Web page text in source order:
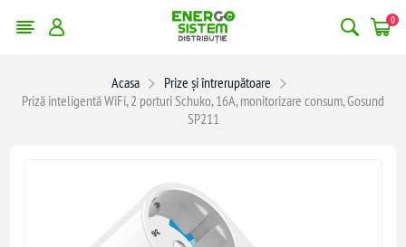
0
Acasa
Prize și întrerupătoare
Priză inteligentă WiFi, 2 porturi Schuko, 16A, monitorizare consum, Gosund
SP211